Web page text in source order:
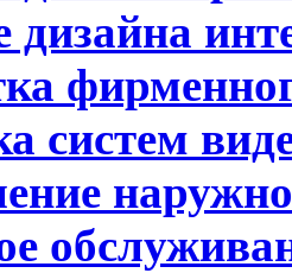
дизайна
систем